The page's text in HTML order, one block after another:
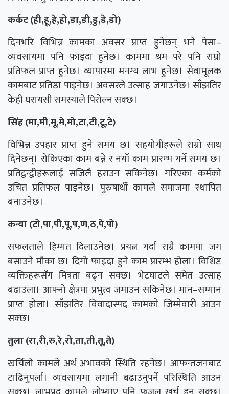
कर्कट (ही,हू,हे,हो,डा,डी,डु,डे,डो)
दिनभरि विभिन्न कामका अवसर प्राप्त हुनेछन् भने पेसा–
व्यवसायमा पनि फाइदा हुनेछ। काममा श्रम परे पनि राम्रो
प्रतिफल प्राप्त हुनेछ। व्यापारमा मनग्य लाभ हुनेछ। सेवामूलक
कामबाट प्रतिष्ठा पाइनेछ। अवसरले उत्साह जगाउनेछ। साँझतिर
केही घरायसी समस्याले पिरोल्न सक्छ।
सिंह (मा,मी,मू,मे,मो,टा,टी,टू,टे)
विभिन्न उपहार प्राप्त हुने समय छ। सहयोगीहरूले राम्रो साथ
दिनेछन्। रोकिएका काम बन्ने र नयाँ काम प्रारम्भ गर्ने समय छ।
प्रतिद्वन्द्वीहरूलाई सजिलै हराउन सकिनेछ। गरिएका कर्मको
उचित प्रतिफल पाइनेछ। पुरुषार्थी कामले समाजमा स्थापित
बनाउनेछ।
कन्या (टो,पा,पी,पू,ष,ण,ठ,पे,पो)
सफलताले हिम्मत दिलाउनेछ। प्रयत्न गर्दा राम्रै काममा जग
बसाउने मौका छ। दिगो फाइदा हुने काम प्रारम्भ होला। विशिष्ट
व्यक्तिहरूसँग मित्रता बढ्न सक्छ। भेटघाटले समेत उत्साह
बढाउला। आफ्नो क्षेत्रमा प्रभुत्व जमाउन सकिनेछ। मान–सम्मान
प्राप्त होला। साँझतिर विवादास्पद कामकाे जिम्मेवारी आउन
सक्छ।
तुला (रा,री,रु,रे,रो,ता,ती,तू,ते)
खर्चिलाे कामले अर्थ अभावको स्थिति रहनेछ। आफन्तजनबाट
टाढिनुपर्ला। व्यवसायमा लगानी बढाउनुपर्ने परिस्थिति आउन